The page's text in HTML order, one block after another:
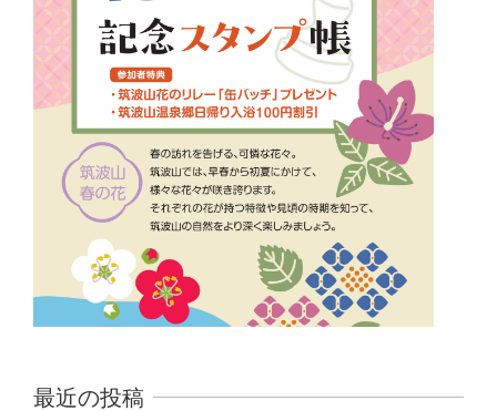
最近の投稿